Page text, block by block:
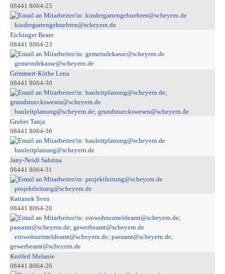
08441 8064-25
kindergartengebuehren@scheyern.de
Eichinger Beate
08441 8064-23
gemeindekasse@scheyern.de
Grimmert-Köthe Lena
08441 8064-30
bauleitplanung@scheyern.de; grundstueckswesen@scheyern.de
Gruber Tanja
08441 8064-36
bauleitplanung@scheyern.de
Jany-Neidl Sabrina
08441 8064-31
projektleitung@scheyern.de
Kattanek Sven
08441 8064-20
einwohnermeldeamt@scheyern.de; passamt@scheyern.de;
gewerbeamt@scheyern.de
Knöferl Melanie
08441 8064-26